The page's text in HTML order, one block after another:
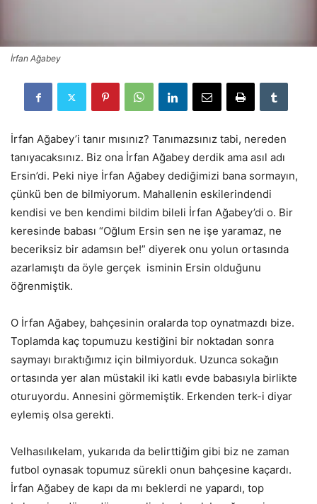
İrfan Ağabey
İrfan Ağabey’i tanır mısınız? Tanımazsınız tabi, nereden
tanıyacaksınız. Biz ona İrfan Ağabey derdik ama asıl adı
Ersin’di. Peki niye İrfan Ağabey dediğimizi bana sormayın,
çünkü ben de bilmiyorum. Mahallenin eskilerindendi
kendisi ve ben kendimi bildim bileli İrfan Ağabey’di o. Bir
keresinde babası “Oğlum Ersin sen ne işe yaramaz, ne
beceriksiz bir adamsın be!” diyerek onu yolun ortasında
azarlamıştı da öyle gerçek isminin Ersin olduğunu
öğrenmiştik.
O İrfan Ağabey, bahçesinin oralarda top oynatmazdı bize.
Toplamda kaç topumuzu kestiğini bir noktadan sonra
saymayı bıraktığımız için bilmiyorduk. Uzunca sokağın
ortasında yer alan müstakil iki katlı evde babasıyla birlikte
oturuyordu. Annesini görmemiştik. Erkenden terk-i diyar
eylemiş olsa gerekti.
Velhasılıkelam, yukarıda da belirttiğim gibi biz ne zaman
futbol oynasak topumuz sürekli onun bahçesine kaçardı.
İrfan Ağabey de kapı da mı beklerdi ne yapardı, top